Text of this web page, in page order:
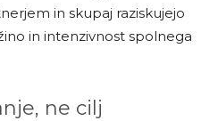
in skupaj raziskujejo
in intenzivnost spolnega
ne cilj